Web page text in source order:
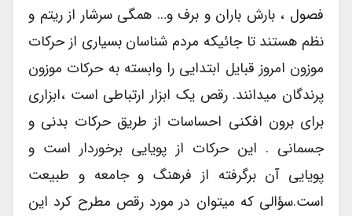
فصول ، بارش باران و برف و… همگی سرشار از ریتم و
نظم هستند تا جائیکه مردم شناسان بسیاری از حرکات
موزون امروز قبایل ابتدایی را وابسته به حرکات موزون
پرندگان میدانند. رقص یک ابزار ارتباطی است ،ابزاری
برای برون افکنی احساسات از طریق حرکات بدنی و
جسمانی . این حرکات از پویایی برخوردار است و
پویایی آن برگرفته از فرهنگ و جامعه و طبیعت
است.سؤالی که میتوان در مورد رقص مطرح کرد این